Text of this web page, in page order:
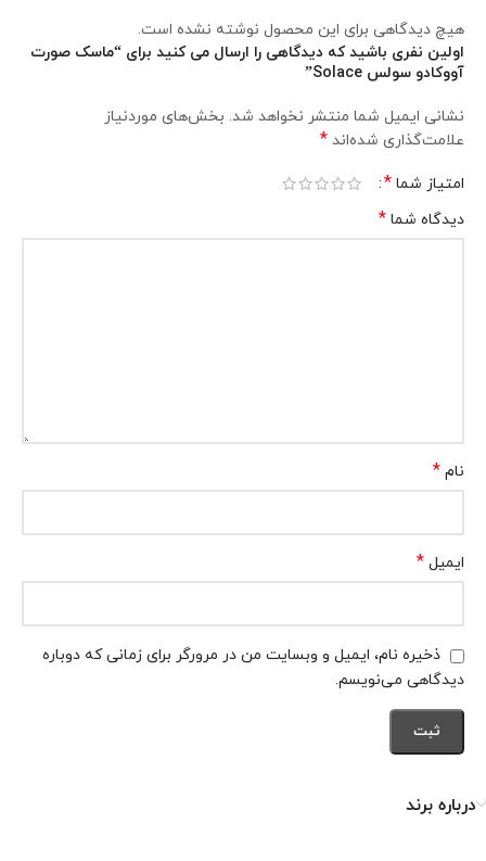
هیچ دیدگاهی برای این محصول نوشته نشده است.
اولین نفری باشید که دیدگاهی را ارسال می کنید برای “ماسک صورت
آووکادو سولس Solace”
نشانی ایمیل شما منتشر نخواهد شد. بخش‌های موردنیاز
علامت‌گذاری شده‌اند *
امتیاز شما *
دیدگاه شما *
نام *
ایمیل *
ذخیره نام، ایمیل و وبسایت من در مرورگر برای زمانی که دوباره
دیدگاهی می‌نویسم.
درباره برند